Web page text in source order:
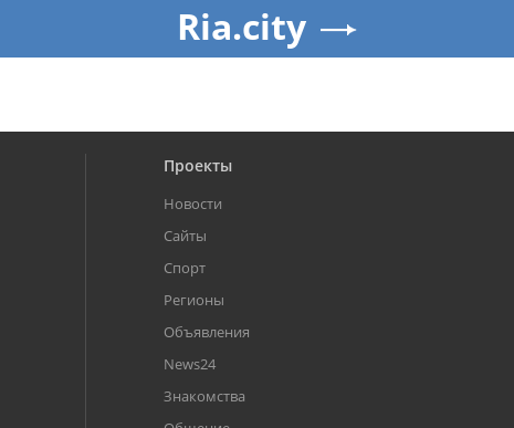
Ria.city
Проекты
Новости
Сайты
Спорт
Регионы
Объявления
News24
Знакомства